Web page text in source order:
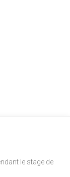
le stage de